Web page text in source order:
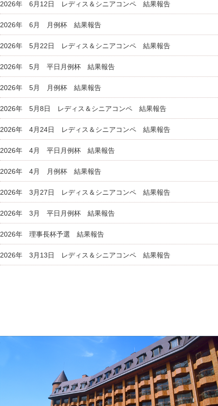
2026年 6月12日 レディス＆シニアコンペ 結果報告
2026年 6月 月例杯 結果報告
2026年 5月22日 レディス＆シニアコンペ 結果報告
2026年 5月 平日月例杯 結果報告
2026年 5月 月例杯 結果報告
2026年 5月8日 レディス＆シニアコンペ 結果報告
2026年 4月24日 レディス＆シニアコンペ 結果報告
2026年 4月 平日月例杯 結果報告
2026年 4月 月例杯 結果報告
2026年 3月27日 レディス＆シニアコンペ 結果報告
2026年 3月 平日月例杯 結果報告
2026年 理事長杯予選 結果報告
2026年 3月13日 レディス＆シニアコンペ 結果報告